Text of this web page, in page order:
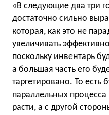
«В следующие два три
достаточно сильно
которая, как это не
увеличивать
поскольку инвентарь
а большая часть его
таргетировано. То есть
параллельных процесса
расти, а с другой